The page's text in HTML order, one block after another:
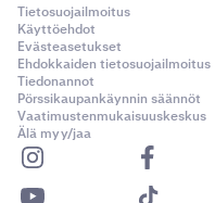
Tietosuojailmoitus
Käyttöehdot
Evästeasetukset
Ehdokkaiden tietosuojailmoitus
Tiedonannot
Pörssikaupankäynnin säännöt
Vaatimustenmukaisuuskeskus
Älä myy/jaa